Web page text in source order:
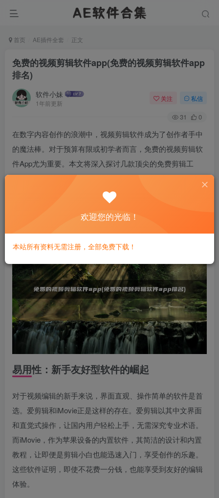
首页 AE插件全套 正文
免费的视频剪辑软件app(免费的视频剪辑软件app
排名)
软件小妹
1年前更新
关注 私信
31 0
在数字内容创作的浪潮中，视频剪辑软件成为了创作者手中
的魔法棒。对于预算有限或初学者而言，免费的视频剪辑软
件App尤为重要。本文将深入探讨几款顶尖的免费剪辑工
具，揭示它们如何助力用户在不破费的情况下，实现创意的
飞跃。我们将从易用性、功能全面性以及专业级特性三个方
易用性：新手友好型软件的崛起
对于视频编辑的新手来说，界面直观、操作简单的软件是首
选。爱剪辑和iMovie正是这样的存在。爱剪辑以其中文界面
和直觉式操作，让国内用户轻松上手，无需深究专业术语。
而iMovie，作为苹果设备的内置软件，其简洁的设计和内置
教程，让即便是剪辑小白也能迅速入门，享受创作的乐趣。
这些软件证明，即使不花费一分钱，也能享受到友好的编辑
体验。
欢迎您的光临！
本站所有资料无需注册，全部免费下载！